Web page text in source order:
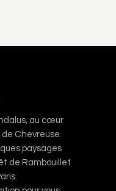
au cœur
Chevreuse.
paysages
de Rambouillet